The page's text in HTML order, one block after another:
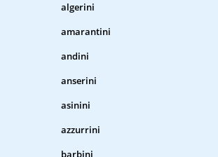
algerini
amarantini
andini
anserini
asinini
azzurrini
barbini